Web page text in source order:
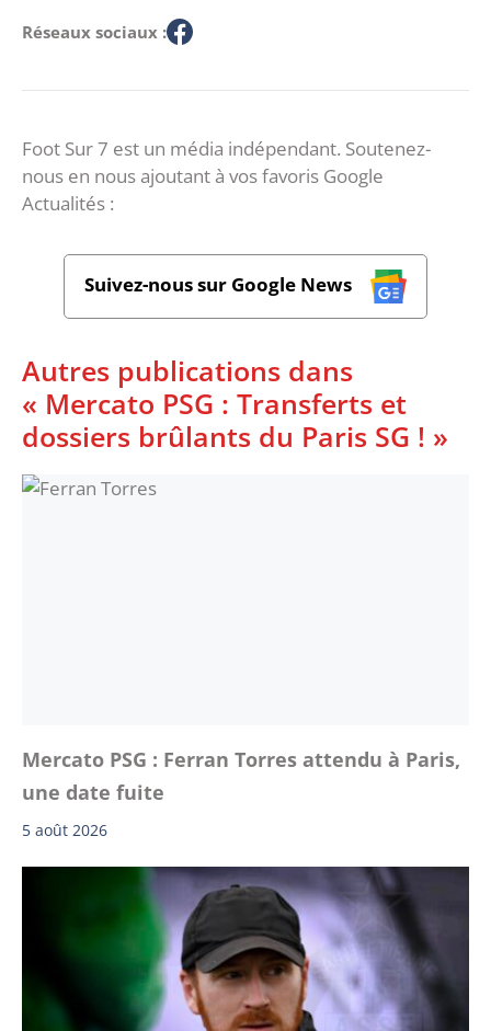
Réseaux sociaux :
Foot Sur 7 est un média indépendant. Soutenez-
nous en nous ajoutant à vos favoris Google
Actualités :
Suivez-nous sur Google News
Autres publications dans
« Mercato PSG : Transferts et
dossiers brûlants du Paris SG ! »
Mercato PSG : Ferran Torres attendu à Paris,
une date fuite
5 août 2026